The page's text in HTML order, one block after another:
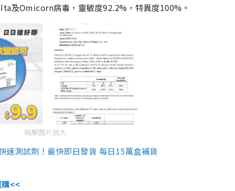
及Omicorn病毒，靈敏度92.2%，特異度100%。
點擊圖片放大
速測試劑！最快即日發貨 每日15萬盒補貨
<<